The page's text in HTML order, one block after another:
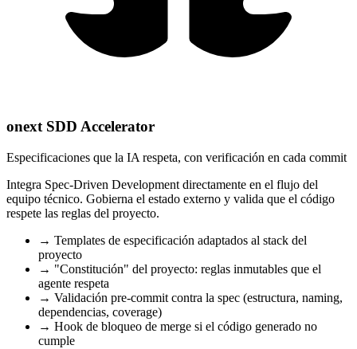
onext SDD Accelerator
Especificaciones que la IA respeta, con verificación en cada commit
Integra Spec-Driven Development directamente en el flujo del
equipo técnico. Gobierna el estado externo y valida que el código
respete las reglas del proyecto.
→ Templates de especificación adaptados al stack del
proyecto
→ "Constitución" del proyecto: reglas inmutables que el
agente respeta
→ Validación pre-commit contra la spec (estructura, naming,
dependencias, coverage)
→ Hook de bloqueo de merge si el código generado no
cumple